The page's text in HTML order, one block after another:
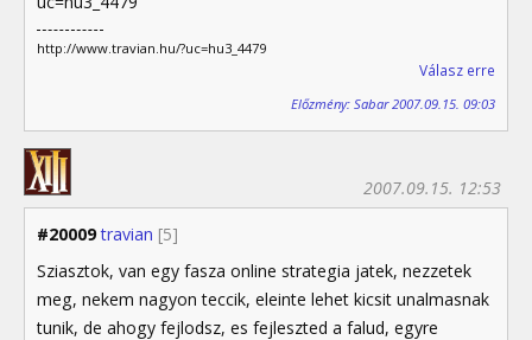
http://www.travian.hu/?uc=hu3_4479
Válasz erre
Előzmény: Sabar 2007.09.15. 09:03
#20009 travian [5]
2007.09.15. 12:53
Sziasztok, van egy fasza online strategia jatek, nezzetek
meg, nekem nagyon teccik, eleinte lehet kicsit unalmasnak
tunik, de ahogy fejlodsz, es fejleszted a falud, egyre